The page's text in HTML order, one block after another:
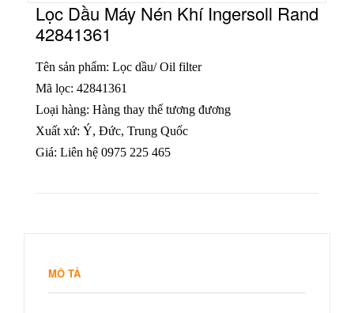
Lọc Dầu Máy Nén Khí Ingersoll Rand
42841361
Tên sản phẩm: Lọc dầu/ Oil filter
Mã lọc: 42841361
Loại hàng: Hàng thay thế tương đương
Xuất xứ: Ý, Đức, Trung Quốc
Giá: Liên hệ 0975 225 465
MÔ TẢ